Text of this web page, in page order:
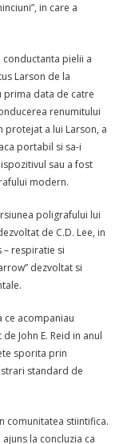
in care a
pielii a
Larson de la
prima data de catre
renumitului
protejat a lui Larson, a
portabil si sa-i
sau a fost
modern.
poligrafului lui
de C.D. Lee, in
– respiratie si
dezvoltat si
ce acompaniau
John E. Reid in anul
sporita prin
standard de
comunitatea stiintifica.
la concluzia ca